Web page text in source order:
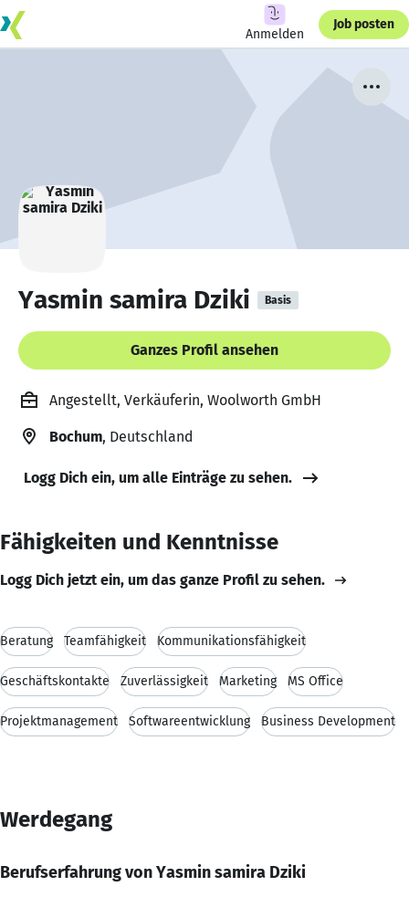
Anmelden
Job posten
Yasmin samira Dziki Basis
Ganzes Profil ansehen
Angestellt, Verkäuferin, Woolworth GmbH
Bochum, Deutschland
Logg Dich ein, um alle Einträge zu sehen.
Fähigkeiten und Kenntnisse
Logg Dich jetzt ein, um das ganze Profil zu sehen.
Beratung Teamfähigkeit Kommunikationsfähigkeit
Geschäftskontakte Zuverlässigkeit Marketing MS Office
Projektmanagement Softwareentwicklung Business Development
Werdegang
Berufserfahrung von Yasmin samira Dziki